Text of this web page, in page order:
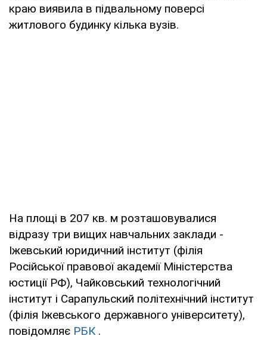
краю виявила в підвальному поверсі
житлового будинку кілька вузів.
На площі в 207 кв. м розташовувалися
відразу три вищих навчальних заклади -
Іжевський юридичний інститут (філія
Російської правової академії Міністерства
юстиції РФ), Чайковський технологічний
інститут і Сарапульский політехнічний інститут
(філія Іжевського державного університету),
повідомляє РБК.